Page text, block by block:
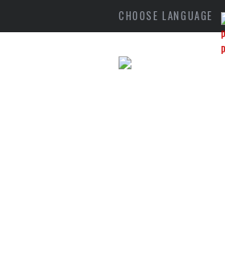
CHOOSE LANGUAGE